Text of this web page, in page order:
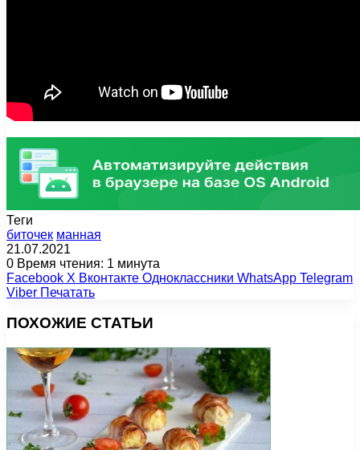
Теги
биточек манная
21.07.2021
0 Время чтения: 1 минута
Facebook X Вконтакте Одноклассники WhatsApp Telegram
Viber Печатать
ПОХОЖИЕ СТАТЬИ